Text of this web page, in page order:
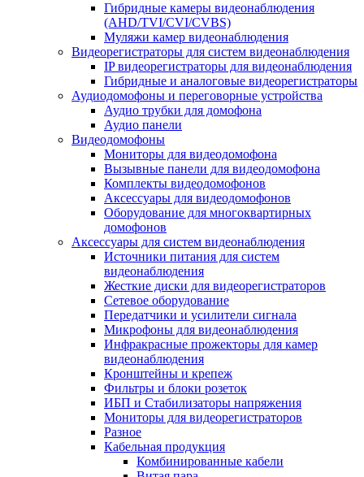
Гибридные камеры видеонаблюдения
(AHD/TVI/CVI/CVBS)
Муляжи камер видеонаблюдения
Видеорегистраторы для систем видеонаблюдения
IP видеорегистраторы для видеонаблюдения
Гибридные и аналоговые видеорегистраторы
Аудиодомофоны и переговорные устройства
Аудио трубки для домофона
Аудио панели
Видеодомофоны
Мониторы для видеодомофона
Вызывные панели для видеодомофона
Комплекты видеодомофонов
Аксессуары для видеодомофонов
Оборудование для многоквартирных
домофонов
Аксессуары для систем видеонаблюдения
Источники питания для систем
видеонаблюдения
Жесткие диски для видеорегистраторов
Сетевое оборудование
Передатчики и усилители сигнала
Микрофоны для видеонаблюдения
Инфракрасные прожекторы для камер
видеонаблюдения
Кронштейны и крепеж
Фильтры и блоки розеток
ИБП и Стабилизаторы напряжения
Мониторы для видеорегистраторов
Разное
Кабельная продукция
Комбинированные кабели